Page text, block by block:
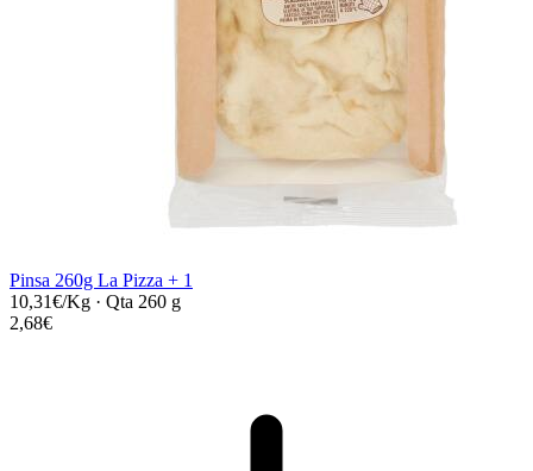
Pinsa 260g La Pizza + 1
10,31€/Kg · Qta 260 g
2,68€